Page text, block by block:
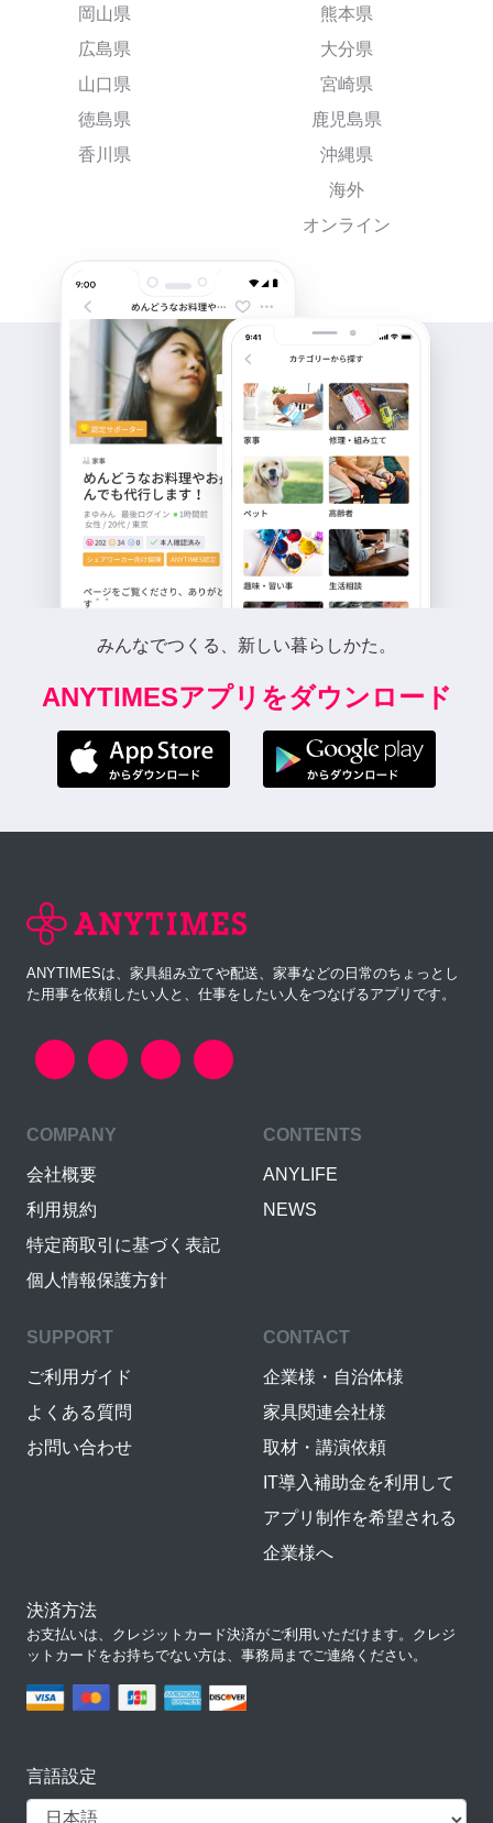
岡山県
広島県
山口県
徳島県
香川県
熊本県
大分県
宮崎県
鹿児島県
沖縄県
海外
オンライン
みんなでつくる、新しい暮らしかた。
ANYTIMESアプリをダウンロード
ANYTIMESは、家具組み立てや配送、家事などの日常のちょっとし
た用事を依頼したい人と、仕事をしたい人をつなげるアプリです。
COMPANY
会社概要
利用規約
特定商取引に基づく表記
個人情報保護方針
CONTENTS
ANYLIFE
NEWS
SUPPORT
ご利用ガイド
よくある質問
お問い合わせ
CONTACT
企業様・自治体様
家具関連会社様
取材・講演依頼
IT導入補助金を利用して
アプリ制作を希望される
企業様へ
決済方法
お支払いは、クレジットカード決済がご利用いただけます。クレジ
ットカードをお持ちでない方は、事務局までご連絡ください。
言語設定